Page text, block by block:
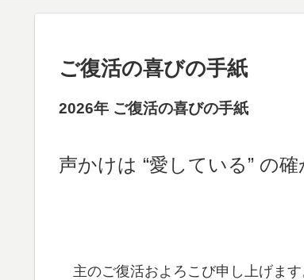
ご復活の喜びの手紙
2026年 ご復活の喜びの手紙
声かけは “愛している” の
主のご復活およろこび申し上げます